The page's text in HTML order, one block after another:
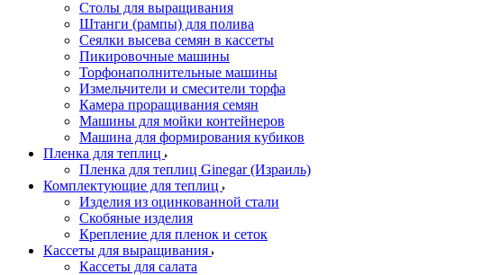
Столы для выращивания
Штанги (рампы) для полива
Сеялки высева семян в кассеты
Пикировочные машины
Торфонаполнительные машины
Измельчители и смесители торфа
Камера проращивания семян
Машины для мойки контейнеров
Машина для формирования кубиков
Пленка для теплиц
Пленка для теплиц Ginegar (Израиль)
Комплектующие для теплиц
Изделия из оцинкованной стали
Скобяные изделия
Крепление для пленок и сеток
Кассеты для выращивания
Кассеты для салата